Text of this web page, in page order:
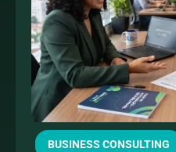
BUSINESS CONSULTING